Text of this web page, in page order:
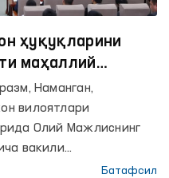
ҳуқуқларини
маҳаллий
муҳокама
Наманган,
вилоятлари
Олий Мажлиснинг
вакили
минтақавий
Батафсил